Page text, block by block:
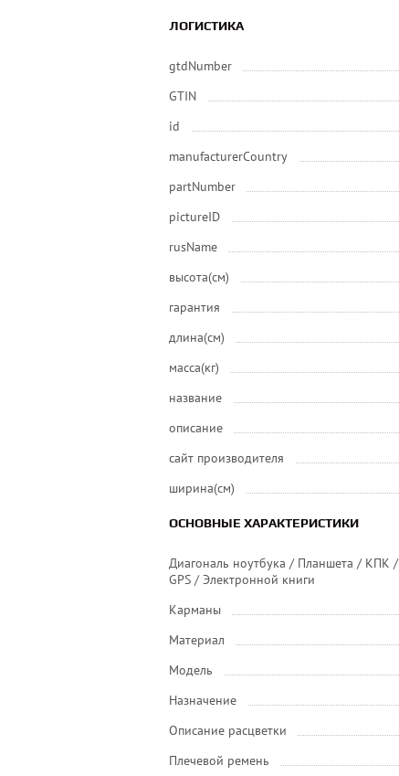
ЛОГИСТИКА
gtdNumber
GTIN
id
manufacturerCountry
partNumber
pictureID
rusName
высота(см)
гарантия
длина(см)
масса(кг)
название
описание
сайт производителя
ширина(см)
ОСНОВНЫЕ ХАРАКТЕРИСТИКИ
Диагональ ноутбука / Планшета / КПК /
GPS / Электронной книги
Карманы
Материал
Модель
Назначение
Описание расцветки
Плечевой ремень